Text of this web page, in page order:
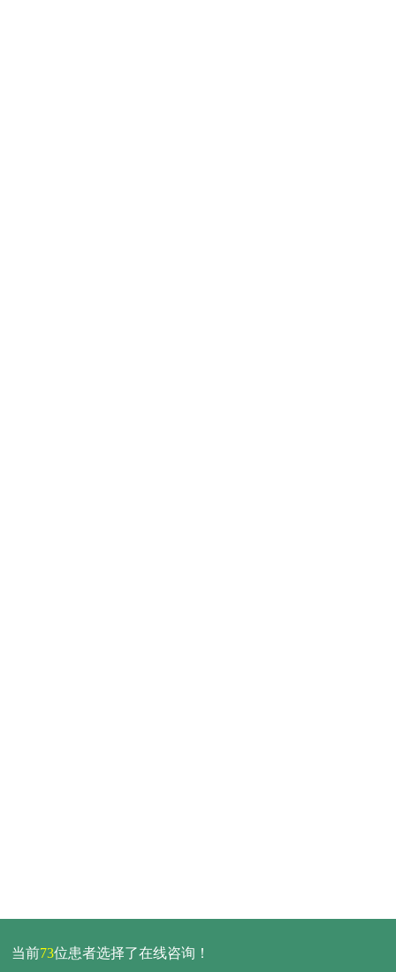
当前73位患者选择了在线咨询！